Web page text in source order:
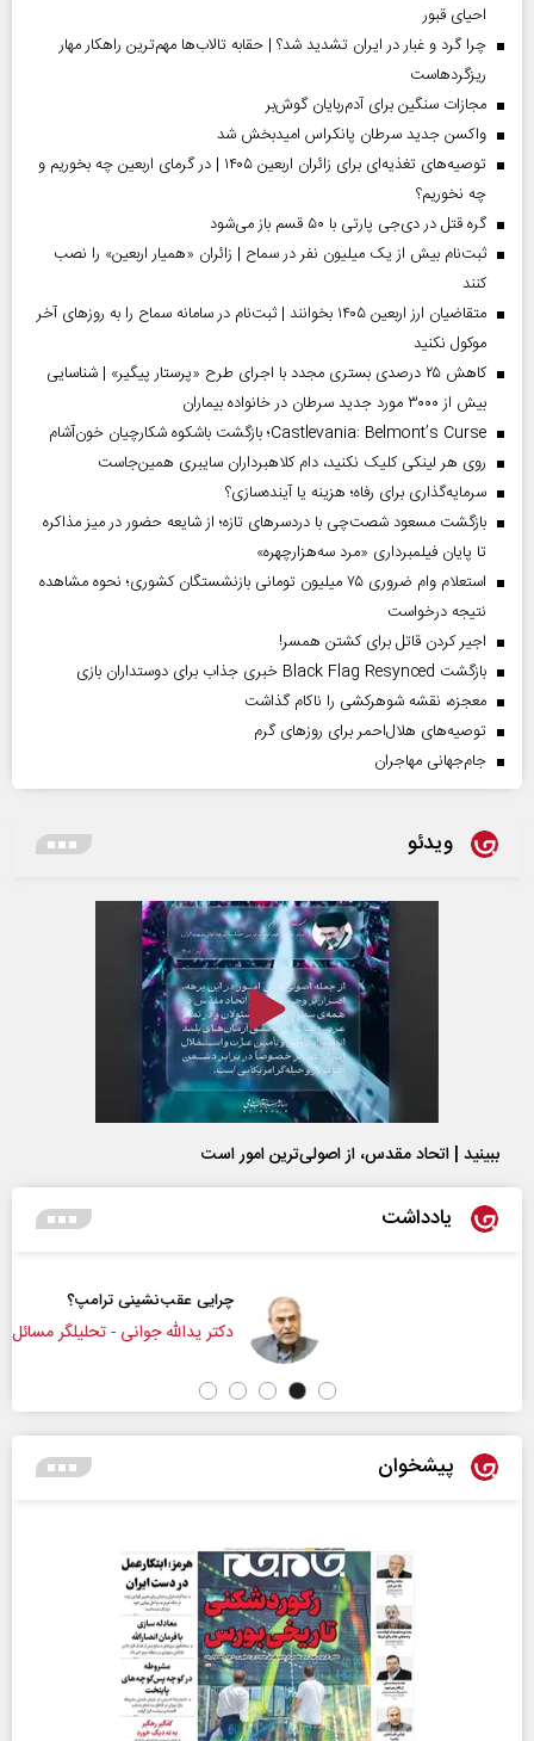
احیای قبور
چرا گرد و غبار در ایران تشدید شد؟ | حقابه تالاب‌ها مهم‌ترین راهکار مهار
ریزگردهاست
مجازات سنگین برای آدم‌ربایان گوش‌بر
واکسن جدید سرطان پانکراس امیدبخش شد
توصیه‌های تغذیه‌ای برای زائران اربعین ۱۴۰۵ | در گرمای اربعین چه بخوریم و
چه نخوریم؟
گره قتل در دی‌جی پارتی با ۵۰ قسم باز می‌شود
ثبت‌نام بیش از یک میلیون نفر در سماح | زائران «همیار اربعین» را نصب
کنند
متقاضیان ارز اربعین ۱۴۰۵ بخوانند | ثبت‌نام در سامانه سماح را به روز‌های آخر
موکول نکنید
کاهش ۲۵ درصدی بستری مجدد با اجرای طرح «پرستار پیگیر» | شناسایی
بیش از ۳۰۰۰ مورد جدید سرطان در خانواده بیماران
Castlevania: Belmont’s Curse؛ بازگشت باشکوه شکارچیان خون‌آشام
روی هر لینکی کلیک نکنید، دام کلاهبرداران سایبری همین‌جاست
سرمایه‌گذاری برای رفاه؛ هزینه یا آینده‌سازی؟
بازگشت مسعود شصت‌چی با دردسر‌های تازه؛ از شایعه حضور در میز مذاکره
تا پایان فیلمبرداری «مرد سه‌هزارچهره»
استعلام وام ضروری ۷۵ میلیون تومانی بازنشستگان کشوری؛ نحوه مشاهده
نتیجه درخواست
اجیر کردن قاتل برای کشتن همسر!
بازگشت Black Flag Resynced خبری جذاب برای دوستداران بازی
معجزه، نقشه شوهرکشی را ناکام گذاشت
توصیه‌های هلال‌احمر برای روز‌های گرم
جام‌جهانی مهاجران
ویدئو
ببینید | اتحاد مقدس، از اصولی‌ترین امور است
یادداشت
چرایی عقب‌نشینی ترامپ؟
دکتر یدالله جوانی - تحلیلگر مسائل سیاسی
پیشخوان